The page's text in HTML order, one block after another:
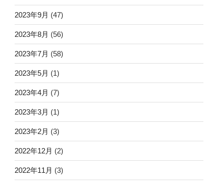
2023年9月 (47)
2023年8月 (56)
2023年7月 (58)
2023年5月 (1)
2023年4月 (7)
2023年3月 (1)
2023年2月 (3)
2022年12月 (2)
2022年11月 (3)